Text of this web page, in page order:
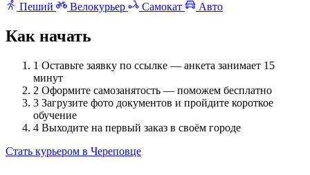
Пеший Велокурьер Самокат Авто
Как начать
1 Оставьте заявку по ссылке — анкета занимает 15
минут
2 Оформите самозанятость — поможем бесплатно
3 Загрузите фото документов и пройдите короткое
обучение
4 Выходите на первый заказ в своём городе
Стать курьером в Череповце